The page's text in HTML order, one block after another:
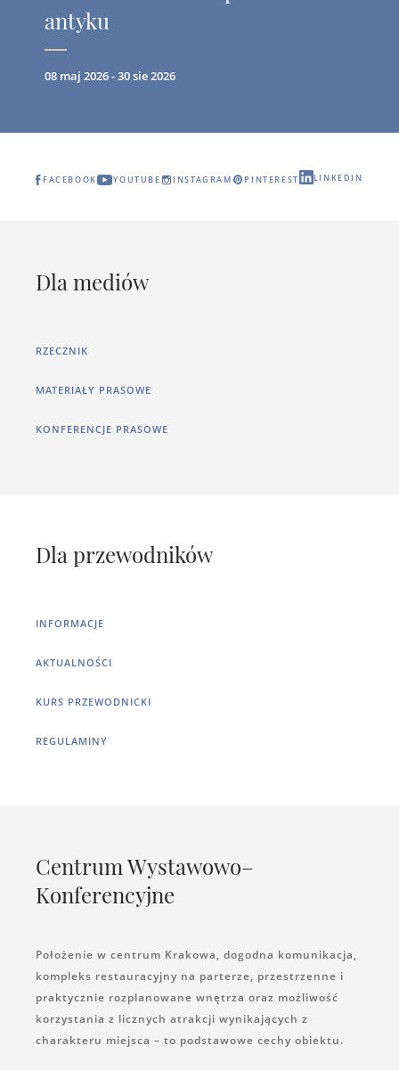
antyku
08 maj 2026 - 30 sie 2026
FACEBOOK YOUTUBE INSTAGRAM PINTEREST LINKEDIN
Dla mediów
RZECZNIK
MATERIAŁY PRASOWE
KONFERENCJE PRASOWE
Dla przewodników
INFORMACJE
AKTUALNOŚCI
KURS PRZEWODNICKI
REGULAMINY
Centrum Wystawowo–
Konferencyjne
Położenie w centrum Krakowa, dogodna komunikacja,
kompleks restauracyjny na parterze, przestrzenne i
praktycznie rozplanowane wnętrza oraz możliwość
korzystania z licznych atrakcji wynikających z
charakteru miejsca – to podstawowe cechy obiektu.